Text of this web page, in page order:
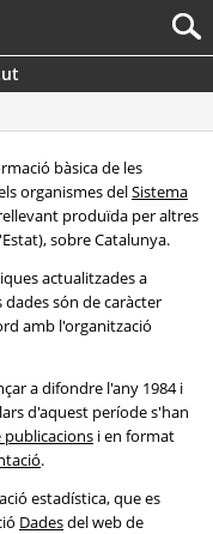
bàsica de les
organismes delSistema
produïda per altres
sobre Catalunya.
actualitzades a
dades són de caràcter
amb l'organització
a difondre l'any 1984 i
d'aquest període s'han
publicacions i en format
.
estadística, que es
Dadesdel web de